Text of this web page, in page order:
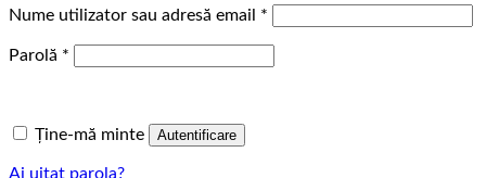
Nume utilizator sau adresă email *
Parolă *
Ține-mă minte Autentificare
Ai uitat parola?